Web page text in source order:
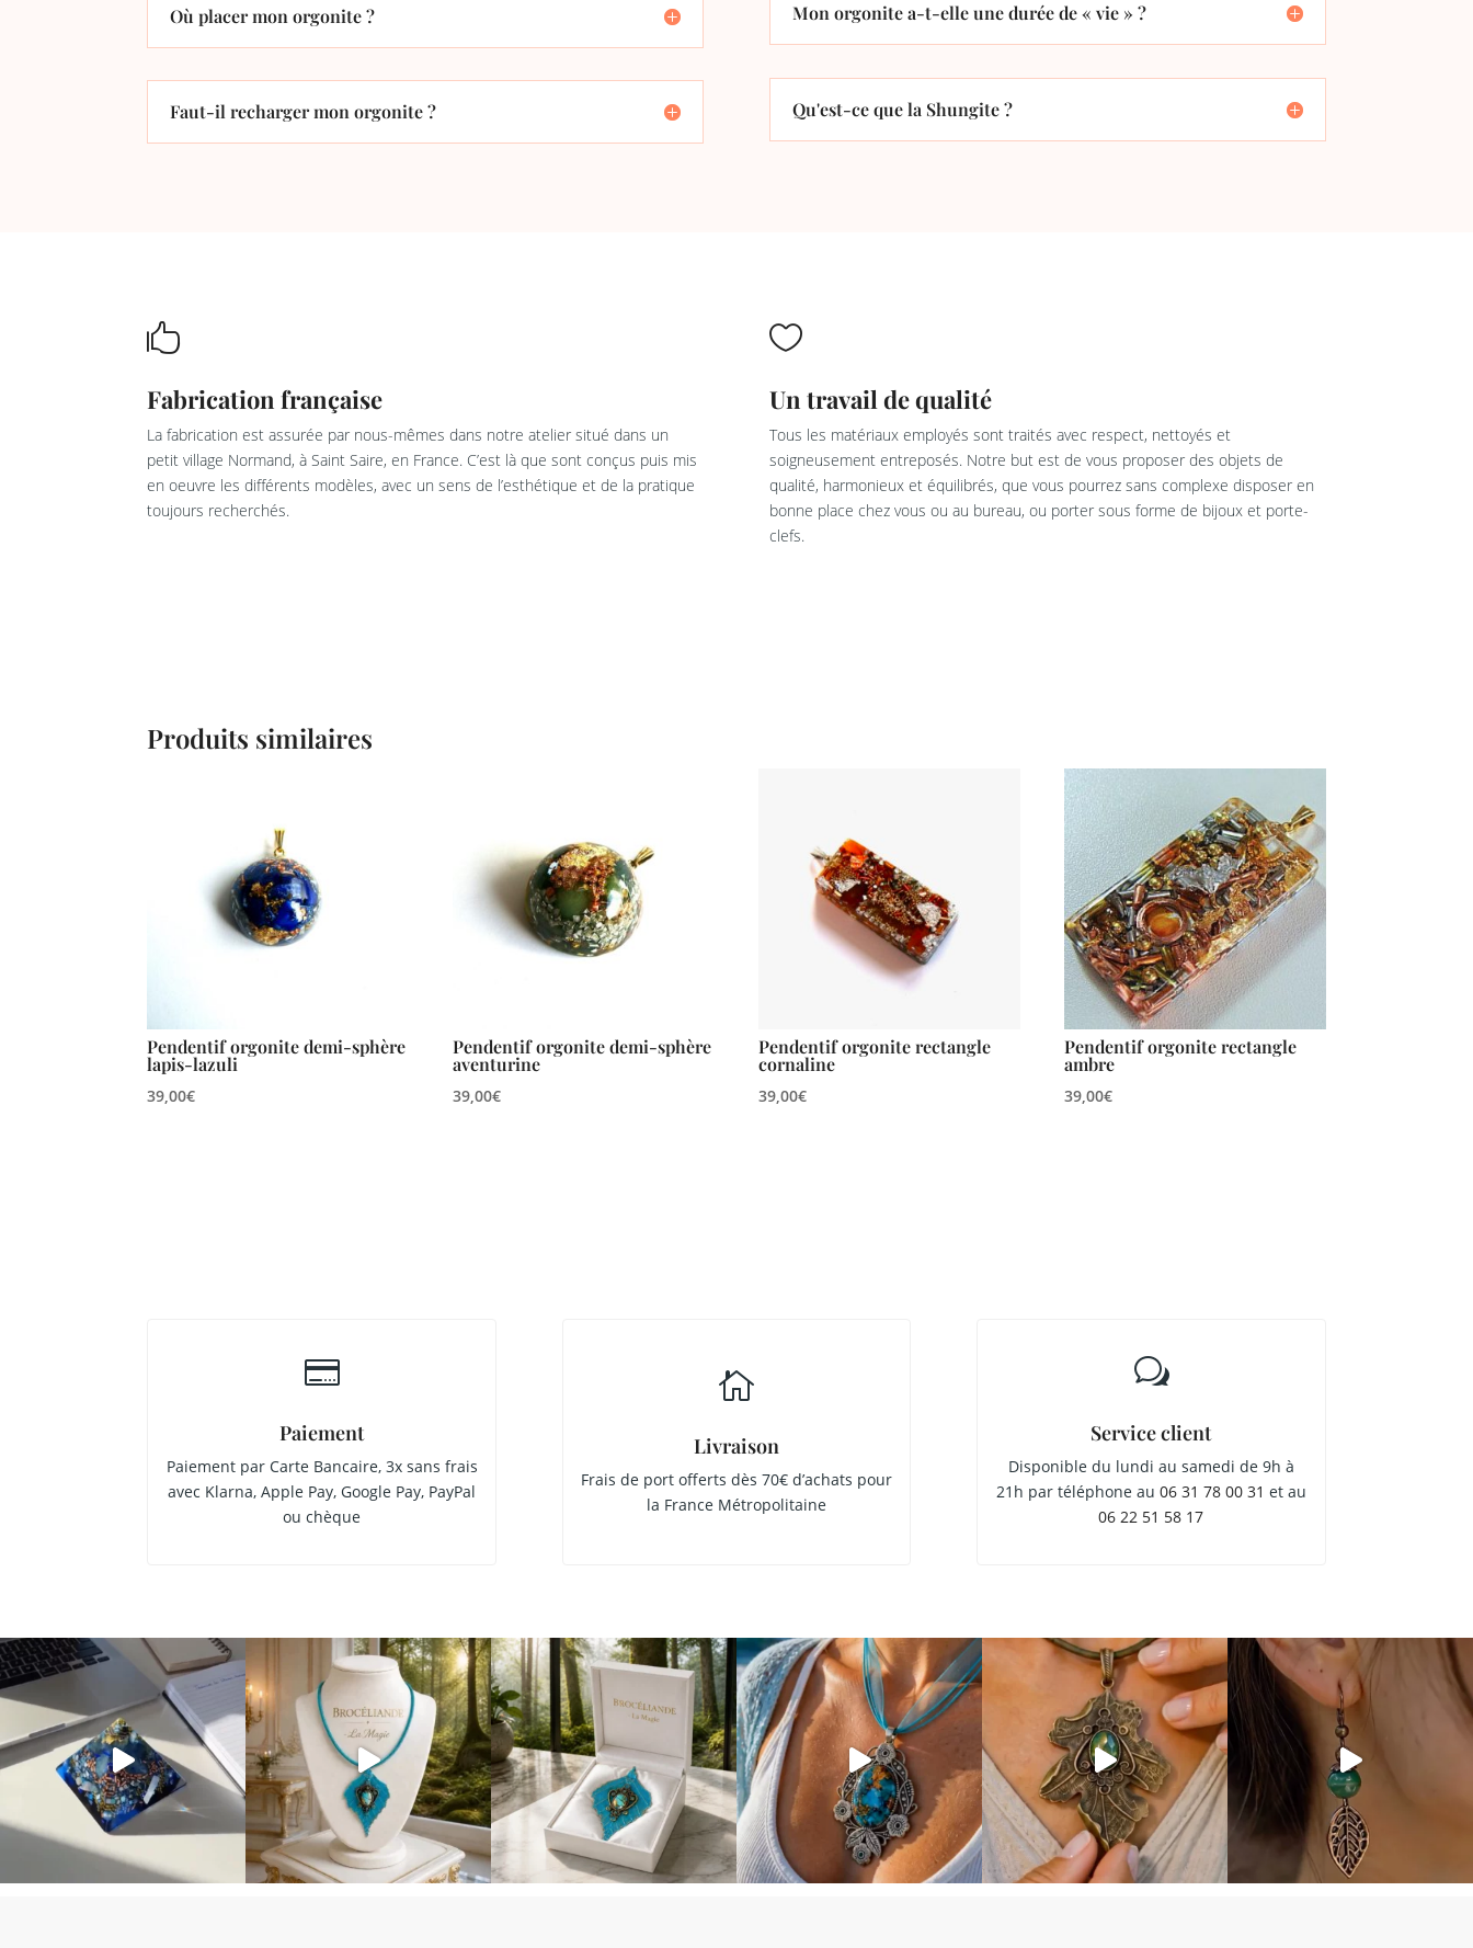
Où placer mon orgonite ?
Faut-il recharger mon orgonite ?
Mon orgonite a-t-elle une durée de « vie » ?
Qu'est-ce que la Shungite ?

Fabrication française
La fabrication est assurée par nous-mêmes dans notre atelier situé dans un
petit village Normand, à Saint Saire, en France. C’est là que sont conçus puis mis
en oeuvre les différents modèles, avec un sens de l’esthétique et de la pratique
toujours recherchés.

Un travail de qualité
Tous les matériaux employés sont traités avec respect, nettoyés et
soigneusement entreposés. Notre but est de vous proposer des objets de
qualité, harmonieux et équilibrés, que vous pourrez sans complexe disposer en
bonne place chez vous ou au bureau, ou porter sous forme de bijoux et porte-
clefs.
Produits similaires
Pendentif orgonite demi-sphère
lapis-lazuli
39,00€
Pendentif orgonite demi-sphère
aventurine
39,00€
Pendentif orgonite rectangle
cornaline
39,00€
Pendentif orgonite rectangle
ambre
39,00€

Paiement
Paiement par Carte Bancaire, 3x sans frais
avec Klarna, Apple Pay, Google Pay, PayPal
ou chèque

Livraison
Frais de port offerts dès 70€ d’achats pour
la France Métropolitaine
w
Service client
Disponible du lundi au samedi de 9h à
21h par téléphone au 06 31 78 00 31 et au
06 22 51 58 17